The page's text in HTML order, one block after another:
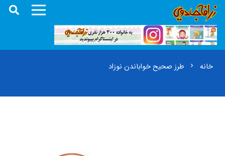
خانه chevron_right طرز صحیح خواباندن نوزاد